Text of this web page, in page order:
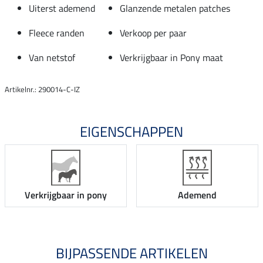
Uiterst ademend
Glanzende metalen patches
Fleece randen
Verkoop per paar
Van netstof
Verkrijgbaar in Pony maat
Artikelnr.: 290014-C-IZ
EIGENSCHAPPEN
Verkrijgbaar in pony Ademend
BIJPASSENDE ARTIKELEN